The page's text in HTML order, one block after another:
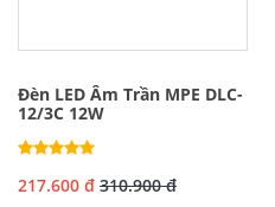
Đèn LED Âm Trần MPE DLC-
12/3C 12W
217.600 đ 310.900 đ